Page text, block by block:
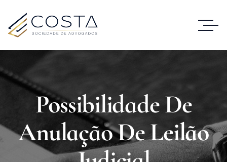
Possibilidade De
Anulação De Leilão